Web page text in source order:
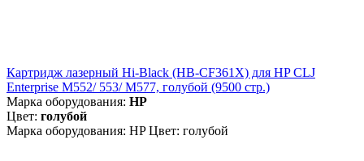
Картридж лазерный Hi-Black (HB-CF361X) для HP CLJ
Enterprise M552/ 553/ M577, голубой (9500 стр.)
Марка оборудования: HP
Цвет: голубой
Марка оборудования: HP Цвет: голубой